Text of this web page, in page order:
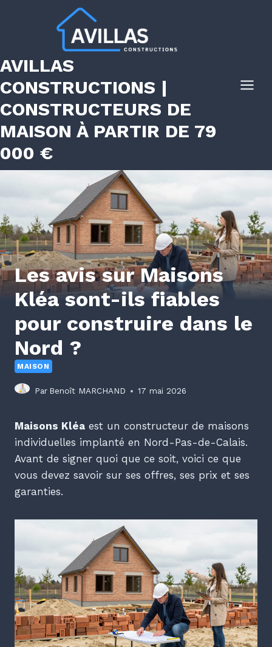
AVILLAS
CONSTRUCTIONS |
CONSTRUCTEURS DE
MAISON À PARTIR DE 79
000 €
Les avis sur Maisons
Kléa sont-ils fiables
pour construire dans le
Nord ?
MAISON
Par Benoît MARCHAND 17 mai 2026
Maisons Kléa est un constructeur de maisons
individuelles implanté en Nord-Pas-de-Calais.
Avant de signer quoi que ce soit, voici ce que
vous devez savoir sur ses offres, ses prix et ses
garanties.